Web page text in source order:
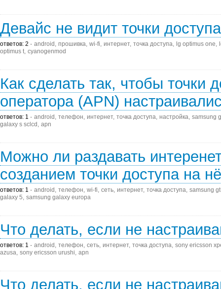
Девайс не видит точки
ответов: 2 android прошивка wi-fi интернет точка доступа lg optimus one
optimus t cyanogenmod
Как сделать так, чтобы точки
оператора (APN)
ответов: 1 android телефон интернет точка доступа настройка samsung
galaxy s sclcd
apn
Можно ли раздавать
созданием точки доступа на
ответов: 1 android телефон wi-fi сеть интернет точка доступа samsung
galaxy 5 samsung galaxy europa
Что делать, если не
ответов: 1 android телефон сеть интернет точка доступа sony ericsson
azusa sony ericsson urushi apn
Что делать, если не